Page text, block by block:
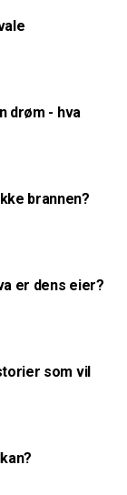
drøm - hva
brannen?
er dens eier?
som vil